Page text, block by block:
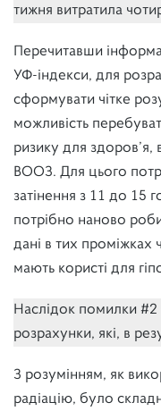
тижня витратила
Перечитавши
УФ-індекси, для
сформувати чітке
можливість
ризику для здоров’я,
ВООЗ. Для цього
затінення з 11 до 15
потрібно наново
дані в тих проміжках
мають користі для
Наслідок помилки #2
розрахунки, які, в
З розумінням, як
радіацію, було